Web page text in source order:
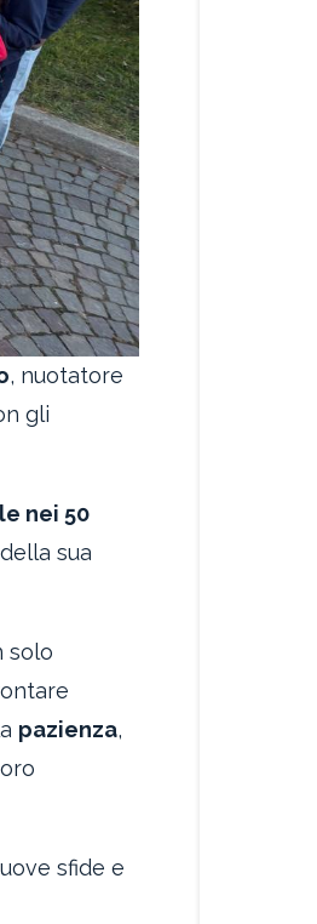
, nuotatore
gli
nei 50
sua
solo
pazienza,
sfide e